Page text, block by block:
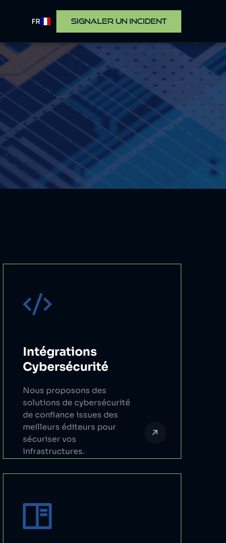
FR SIGNALER UN INCIDENT
Intégrations
Cybersécurité
Nous proposons des
solutions de cybersécurité
de confiance issues des
meilleurs éditeurs pour
sécuriser vos
infrastructures.